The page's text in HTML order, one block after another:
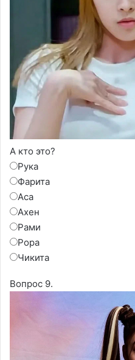
А кто это?
Рука
Фарита
Аса
Ахен
Рами
Рора
Чикита
Вопрос 9.